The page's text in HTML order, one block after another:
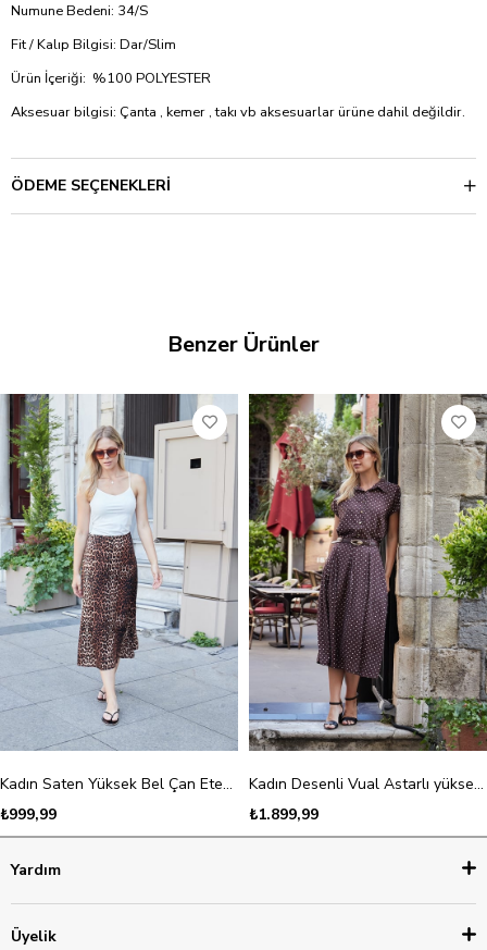
Numune Bedeni: 34/S
Fit / Kalıp Bilgisi: Dar/Slim
Ürün İçeriği: %100 POLYESTER
Aksesuar bilgisi: Çanta , kemer , takı vb aksesuarlar ürüne dahil değildir.
ÖDEME SEÇENEKLERI
Benzer Ürünler
Kadın Saten Yüksek Bel Çan Etek-Leopar
₺999,99
Kadın Desenli Vual Astarlı yüksek bel deri kemerli Yan Cepli Pili Kaşeli Midi Boy Etek-Kahve Puanlı
₺1.899,99
Yardım
Üyelik